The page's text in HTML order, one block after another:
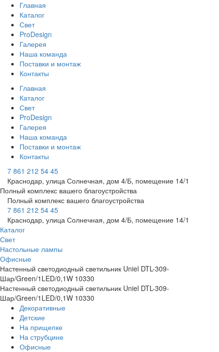
Главная
Каталог
Свет
ProDesign
Галерея
Наша команда
Поставки и монтаж
Контакты
Главная
Каталог
Свет
ProDesign
Галерея
Наша команда
Поставки и монтаж
Контакты
7 861 212 54 45
Краснодар, улица Солнечная, дом 4/Б, помещение 14/1
Полный комплекс вашего благоустройства
Полный комплекс вашего благоустройства
7 861 212 54 45
Краснодар, улица Солнечная, дом 4/Б, помещение 14/1
Каталог
Свет
Настольные лампы
Офисные
Настенный светодиодный светильник Uniel DTL-309-
Шар/Green/1LED/0,1W 10330
Настенный светодиодный светильник Uniel DTL-309-
Шар/Green/1LED/0,1W 10330
Декоративные
Детские
На прищепке
На струбцине
Офисные